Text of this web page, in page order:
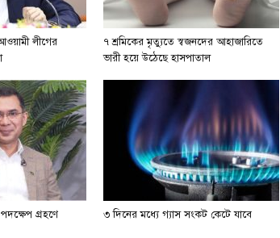
লীগের
৭ শ্রমিকের মৃত্যুতে স্বজনদের আহাজারিতে
ভারী হয়ে উঠেছে হাসপাতাল
গ্রহণে
৩ দিনের মধ্যে গ্যাস সংকট কেটে যাবে